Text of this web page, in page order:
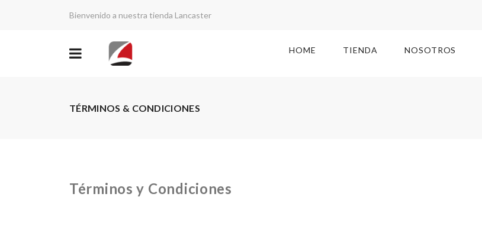
Bienvenido a nuestra tienda Lancaster
HOME TIENDA NOSOTROS
TÉRMINOS & CONDICIONES
Términos y Condiciones